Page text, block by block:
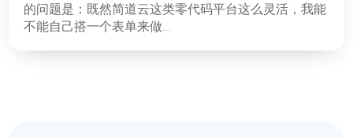
的问题是：既然简道云这类零代码平台这么灵活，我能
不能自己搭一个表单来做...